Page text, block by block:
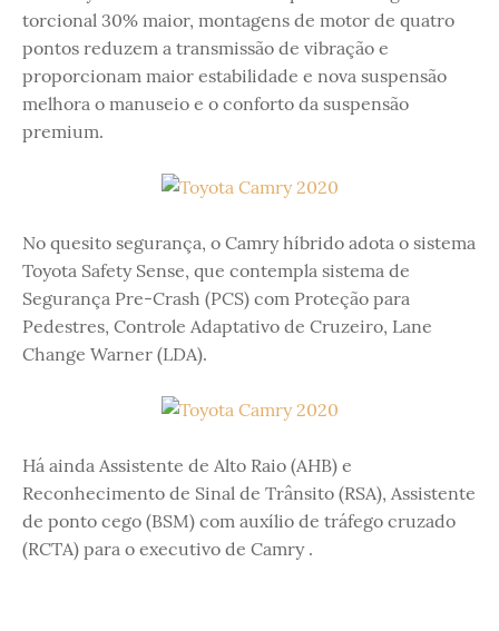
torcional 30% maior, montagens de motor de quatro
pontos reduzem a transmissão de vibração e
proporcionam maior estabilidade e nova suspensão
melhora o manuseio e o conforto da suspensão
premium.
No quesito segurança, o Camry híbrido adota o sistema
Toyota Safety Sense, que contempla sistema de
Segurança Pre-Crash (PCS) com Proteção para
Pedestres, Controle Adaptativo de Cruzeiro, Lane
Change Warner (LDA).
Há ainda Assistente de Alto Raio (AHB) e
Reconhecimento de Sinal de Trânsito (RSA), Assistente
de ponto cego (BSM) com auxílio de tráfego cruzado
(RCTA) para o executivo de Camry .